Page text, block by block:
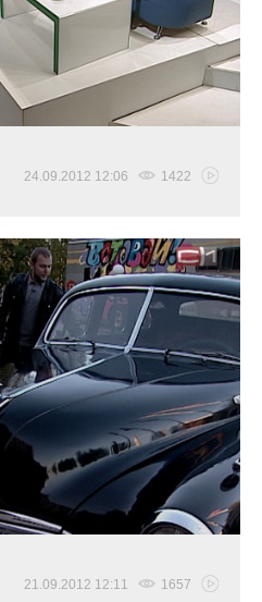
24.09.2012 12:06 1422
21.09.2012 12:11 1657